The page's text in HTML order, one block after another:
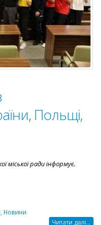
Польщі,
міської ради інформує.
Новини
Читати далі...